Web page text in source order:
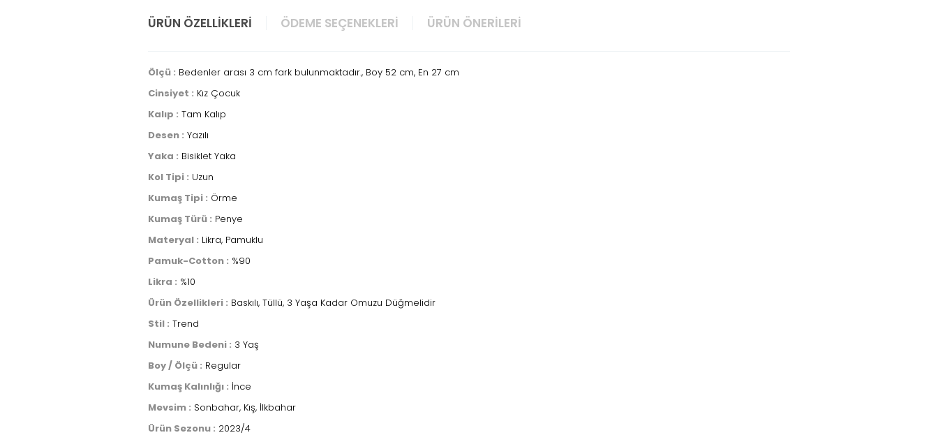
ÜRÜN ÖZELLIKLERI ÖDEME SEÇENEKLERI ÜRÜN ÖNERILERI
Ölçü : Bedenler arası 3 cm fark bulunmaktadır., Boy 52 cm, En 27 cm
Cinsiyet : Kız Çocuk
Kalıp : Tam Kalıp
Desen : Yazılı
Yaka : Bisiklet Yaka
Kol Tipi : Uzun
Kumaş Tipi : Örme
Kumaş Türü : Penye
Materyal : Likra, Pamuklu
Pamuk-Cotton : %90
Likra : %10
Ürün Özellikleri : Baskılı, Tüllü, 3 Yaşa Kadar Omuzu Düğmelidir
Stil : Trend
Numune Bedeni : 3 Yaş
Boy / Ölçü : Regular
Kumaş Kalınlığı : İnce
Mevsim : Sonbahar, Kış, İlkbahar
Ürün Sezonu : 2023/4